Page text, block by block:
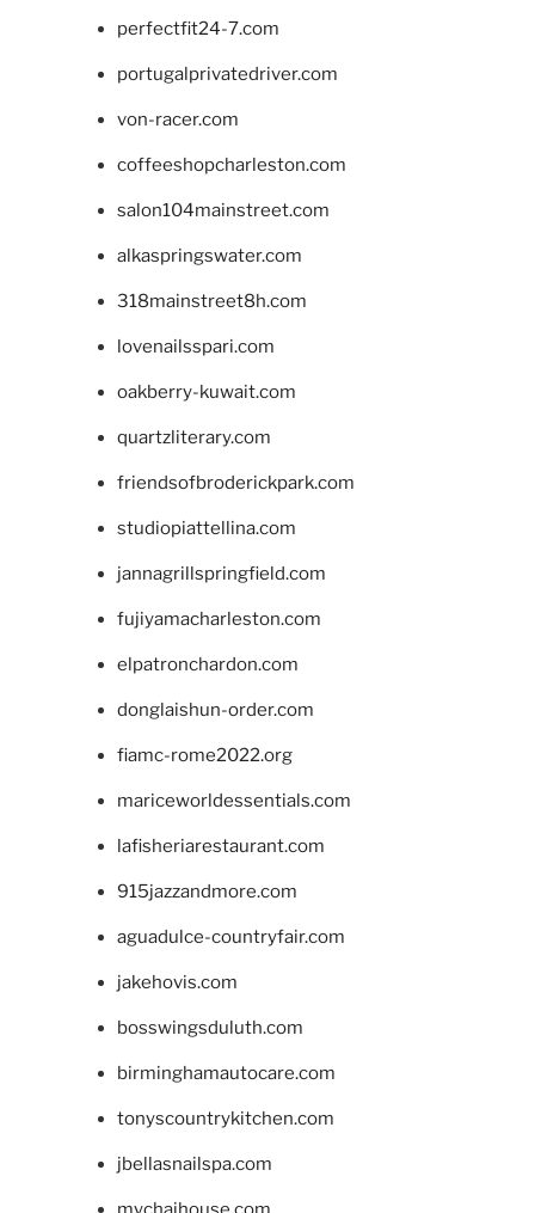
perfectfit24-7.com
portugalprivatedriver.com
von-racer.com
coffeeshopcharleston.com
salon104mainstreet.com
alkaspringswater.com
318mainstreet8h.com
lovenailsspari.com
oakberry-kuwait.com
quartzliterary.com
friendsofbroderickpark.com
studiopiattellina.com
jannagrillspringfield.com
fujiyamacharleston.com
elpatronchardon.com
donglaishun-order.com
fiamc-rome2022.org
mariceworldessentials.com
lafisheriarestaurant.com
915jazzandmore.com
aguadulce-countryfair.com
jakehovis.com
bosswingsduluth.com
birminghamautocare.com
tonyscountrykitchen.com
jbellasnailspa.com